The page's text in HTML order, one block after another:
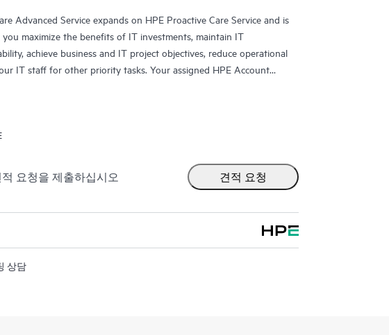
Advanced Service expands on HPE Proactive Care Service and is
maximize the benefits of IT investments, maintain IT
achieve business and IT project objectives, reduce operational
IT staff for other priority tasks. Your assigned HPE Account
practices gleaned from HPE’s broad support experience. HPE
that are connected to HPE, creating personalized proactive
arrange specialist technical advice and assistance to complement
with specific projects, performance improvements, or other
요청을 제출하십시오 견적 요청
상담